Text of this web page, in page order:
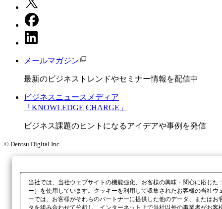
メールマガジン
最新のビジネストレンドやセミナー情報を配信中
ビジネスニュースメディア
「KNOWLEDGE CHARGE」
ビジネス課題のヒントになるアイデアや事例を発信
© Dentsu Digital Inc.
当社では、当社ウェブサイトの機能強化、お客様の興味・関心に応じ
ー）を使用しています。クッキーを利用して収集されたお客様の当社
ーでは、お客様がそれらのパートナーに提供した他のデータ、または
タを組み合わせて分析し、インターネット上で当社以外の事業者がお